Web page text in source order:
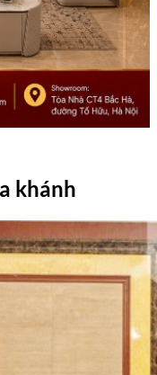
khánh